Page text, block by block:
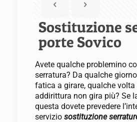
Sostituzione
porte Sovico
Avete qualche problemino
serratura? Da qualche
fatica a girare, qualche
addirittura non gira più? Se
questa dovete prevedere
servizio sostituzione